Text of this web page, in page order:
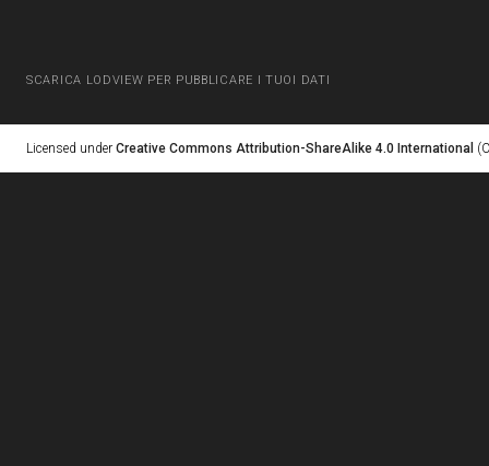
SCARICA LODVIEW PER PUBBLICARE I TUOI DATI
Licensed under Creative Commons Attribution-ShareAlike 4.0 International